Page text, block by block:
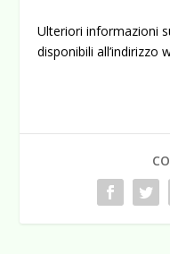
Ulteriori informazioni
disponibili all’indirizzo